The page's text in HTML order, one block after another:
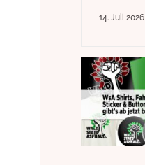
14. Juli 2026